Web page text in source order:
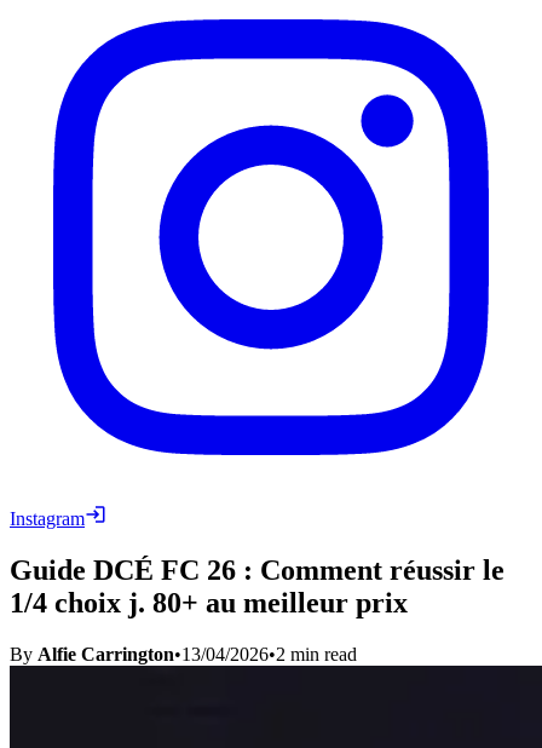
Instagram
Guide DCÉ FC 26 : Comment réussir le
1/4 choix j. 80+ au meilleur prix
By Alfie Carrington•13/04/2026•2 min read